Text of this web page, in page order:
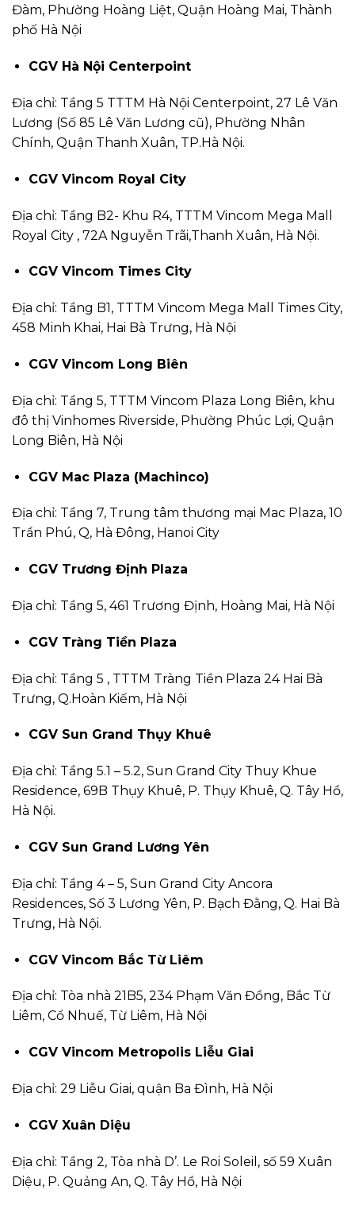
Đàm, Phường Hoàng Liệt, Quận Hoàng Mai, Thành
phố Hà Nội
CGV Hà Nội Centerpoint
Địa chỉ: Tầng 5 TTTM Hà Nội Centerpoint, 27 Lê Văn
Lương (Số 85 Lê Văn Lương cũ), Phường Nhân
Chính, Quận Thanh Xuân, TP.Hà Nội.
CGV Vincom Royal City
Địa chỉ: Tầng B2- Khu R4, TTTM Vincom Mega Mall
Royal City , 72A Nguyễn Trãi,Thanh Xuân, Hà Nội.
CGV Vincom Times City
Địa chỉ: Tầng B1, TTTM Vincom Mega Mall Times City,
458 Minh Khai, Hai Bà Trưng, Hà Nội
CGV Vincom Long Biên
Địa chỉ: Tầng 5, TTTM Vincom Plaza Long Biên, khu
đô thị Vinhomes Riverside, Phường Phúc Lợi, Quận
Long Biên, Hà Nội
CGV Mac Plaza (Machinco)
Địa chỉ: Tầng 7, Trung tâm thương mại Mac Plaza, 10
Trần Phú, Q, Hà Đông, Hanoi City
CGV Trương Định Plaza
Địa chỉ: Tầng 5, 461 Trương Định, Hoàng Mai, Hà Nội
CGV Tràng Tiền Plaza
Địa chỉ: Tầng 5 , TTTM Tràng Tiền Plaza 24 Hai Bà
Trưng, Q.Hoàn Kiếm, Hà Nội
CGV Sun Grand Thụy Khuê
Địa chỉ: Tầng 5.1 – 5.2, Sun Grand City Thuy Khue
Residence, 69B Thụy Khuê, P. Thụy Khuê, Q. Tây Hồ,
Hà Nội.
CGV Sun Grand Lương Yên
Địa chỉ: Tầng 4 – 5, Sun Grand City Ancora
Residences, Số 3 Lương Yên, P. Bạch Đằng, Q. Hai Bà
Trưng, Hà Nội.
CGV Vincom Bắc Từ Liêm
Địa chỉ: Tòa nhà 21B5, 234 Phạm Văn Đồng, Bắc Từ
Liêm, Cổ Nhuế, Từ Liêm, Hà Nội
CGV Vincom Metropolis Liễu Giai
Địa chỉ: 29 Liễu Giai, quận Ba Đình, Hà Nội
CGV Xuân Diệu
Địa chỉ: Tầng 2, Tòa nhà D’. Le Roi Soleil, số 59 Xuân
Diệu, P. Quảng An, Q. Tây Hồ, Hà Nội